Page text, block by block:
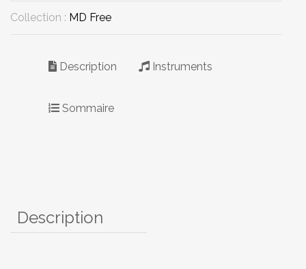
Collection : MD Free
Description Instruments
Sommaire
Description